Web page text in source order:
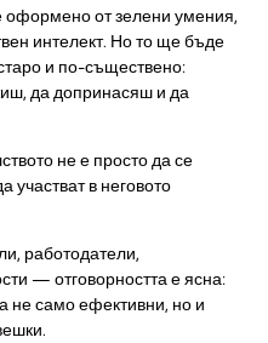
от зелени умения,
интелект. Но то ще бъде
и по-съществено:
да допринасяш и да
не е просто да се
в неговото
работодатели,
— отговорността е ясна:
не само ефективни, но и